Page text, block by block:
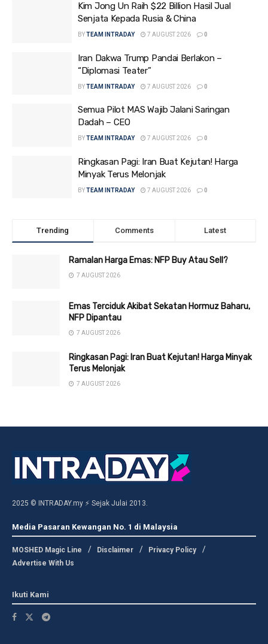
Kim Jong Un Raih $22 Billion Hasil Jual
Senjata Kepada Rusia & China
BYTEAM INTRADAY 7 AUGUST 2026 0
Iran Dakwa Trump Pandai Berlakon –
“Diplomasi Teater”
BYTEAM INTRADAY 7 AUGUST 2026 0
Semua Pilot MAS Wajib Jalani Saringan
Dadah – CEO
BYTEAM INTRADAY 7 AUGUST 2026 0
Ringkasan Pagi: Iran Buat Kejutan! Harga
Minyak Terus Melonjak
BYTEAM INTRADAY 7 AUGUST 2026 0
Trending Comments Latest
Ramalan Harga Emas: NFP Buy Atau Sell?
7 AUGUST 2026
Emas Terciduk Akibat Sekatan Hormuz Baharu,
NFP Dipantau
7 AUGUST 2026
Ringkasan Pagi: Iran Buat Kejutan! Harga Minyak
Terus Melonjak
7 AUGUST 2026
2025 © INTRADAY.my ⚡ Sejak Julai 2013.
Media Pasaran Kewangan No. 1 di Malaysia
MOSHED Magic Line Disclaimer
Privacy Policy
Advertise With Us
Ikuti Kami